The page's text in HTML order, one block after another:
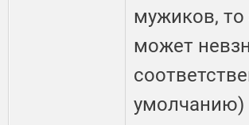
мужиков, то
может
умолчанию)